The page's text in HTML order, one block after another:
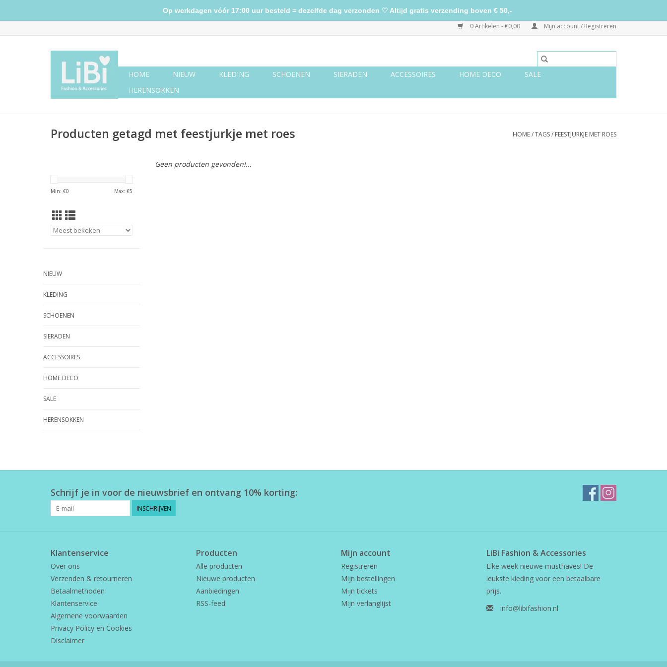
0 Artikelen - €0,00 Mijn account / Registreren
HOME NIEUW KLEDING SCHOENEN SIERADEN ACCESSOIRES HOME DECO
SALE
HERENSOKKEN
Producten getagd met feestjurkje met roes HOME/TAGS/ FEESTJURKJE MET ROES
Min: €0 Max: €5
NIEUW
KLEDING
SCHOENEN
SIERADEN
ACCESSOIRES
HOME DECO
SALE
HERENSOKKEN
Geen producten gevonden!...
Schrijf je in voor de nieuwsbrief en ontvang 10% korting:
INSCHRIJVEN
Klantenservice
Over ons
Verzenden & retourneren
Betaalmethoden
Klantenservice
Algemene voorwaarden
Privacy Policy en Cookies
Disclaimer
Producten
Alle producten
Nieuwe producten
Aanbiedingen
RSS-feed
Mijn account
Registreren
Mijn bestellingen
Mijn tickets
Mijn verlanglijst
LiBi Fashion & Accessories
Elke week nieuwe musthaves! De
leukste kleding voor een betaalbare
prijs.
info@libifashion.nl
Op werkdagen vóór 17:00 uur besteld = dezelfde dag verzonden ♡ Altijd gratis verzending boven € 50,-